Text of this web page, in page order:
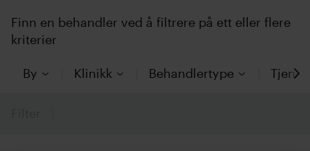
Finn en behandler ved å filtrere på ett eller flere
kriterier
By Klinikk Behandlertype